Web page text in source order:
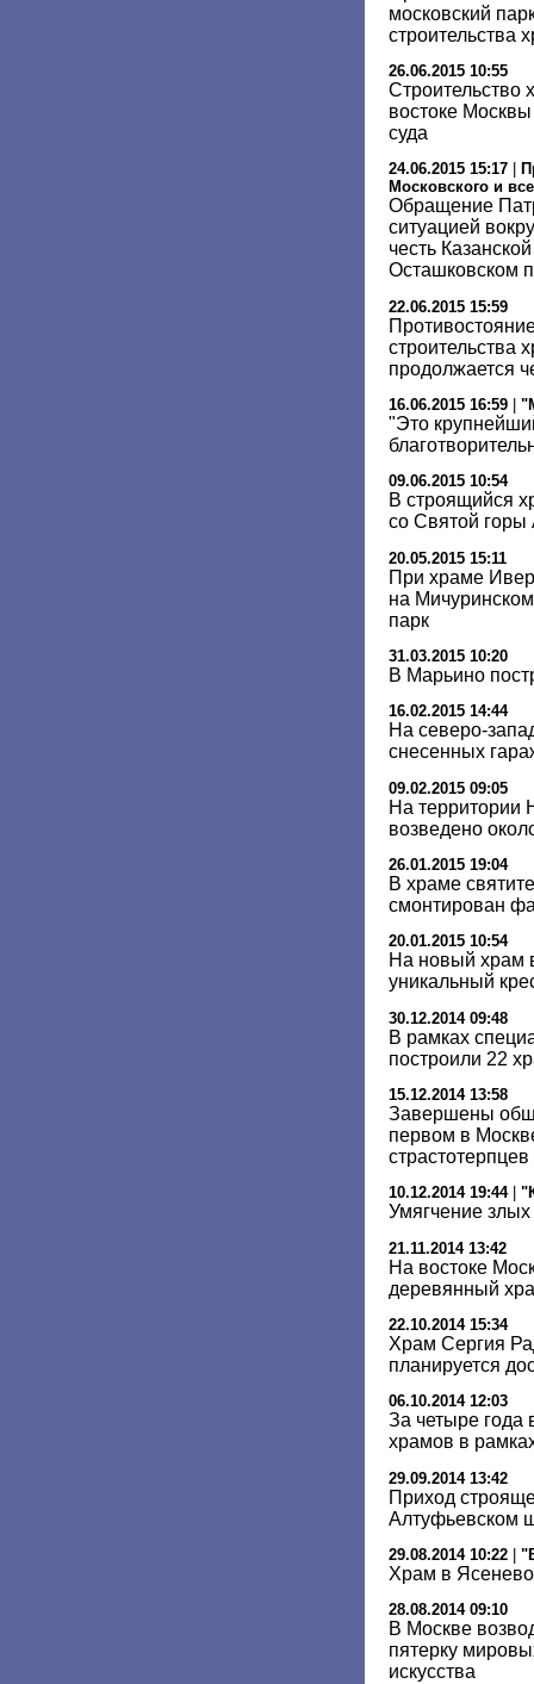
московский
строительства
26.06.2015 10:55
Строительство
востоке
суда
24.06.2015 15:17
Московского и
Обращение
ситуацией
честь
Осташковском
22.06.2015 15:59
строительства
продолжается
16.06.2015 16:59
"Это
09.06.2015 10:54
В строящийся
со Святой
20.05.2015 15:11
При храме
на
парк
31.03.2015 10:20
В Марьино
16.02.2015 14:44
На северо-
снесенных
09.02.2015 09:05
На территории
возведено
26.01.2015 19:04
В храме
смонтирован
20.01.2015 10:54
На новый храм
уникальный
30.12.2014 09:48
В рамках
построили 22
15.12.2014 13:58
Завершены
первом в
страстотерпцев
10.12.2014 19:44|
Умягчение
21.11.2014 13:42
На востоке
деревянный
22.10.2014 15:34
Храм Сергия
планируется
06.10.2014 12:03
За четыре года
храмов в
29.09.2014 13:42
Приход
Алтуфьевском
29.08.2014 10:22
Храм в
28.08.2014 09:10
В Москве
пятерку
искусства